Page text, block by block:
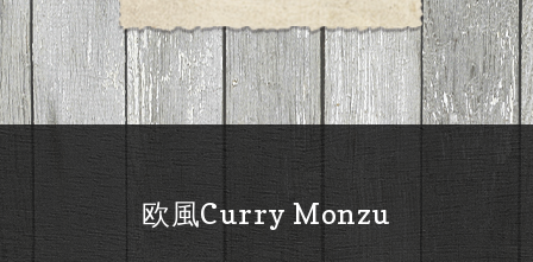
欧風Curry Monzu